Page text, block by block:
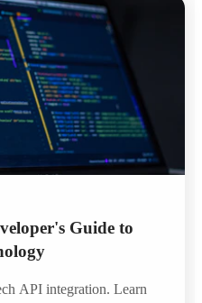
Guide to
API integration. Learn